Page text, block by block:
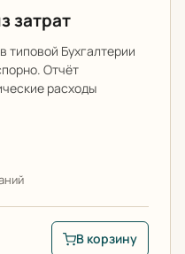
затрат
типовой Бухгалтерии
Отчёт
расходы
В корзину: План-
В корзину